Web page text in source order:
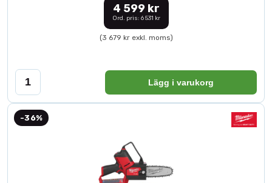
4 599 kr
Ord. pris: 6 531 kr
(3 679 kr exkl. moms)
Lägg i varukorg
-36%